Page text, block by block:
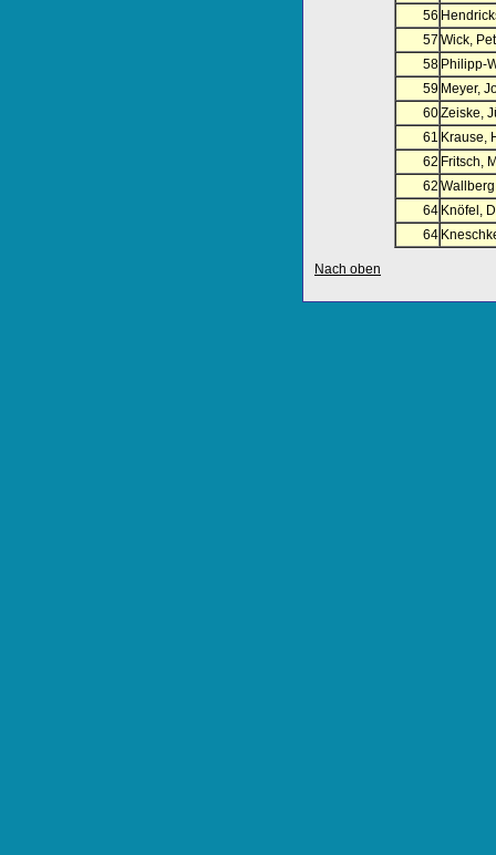
56
57 Wick,
58 Philipp-
59 Meyer,
60Zeiske,
61 Krause,
62 Fritsch,
62
64 Knöfel,
64
Nach oben